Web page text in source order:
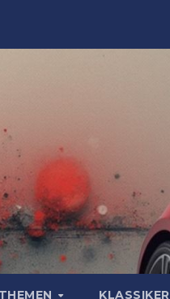
KLASSIKER